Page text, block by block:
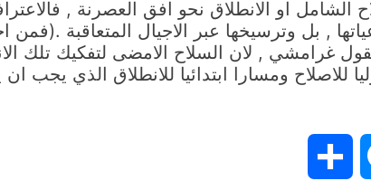
او الانطلاق نحو افق العصرنة ,
, بل وترسيخها عبر الاجيال المتعاقبة
غرامشي , لان السلاح الامضى لتفكيك تلك
للاصلاح ومسارا ابتدائيا للانطلاق الذي يجب
Messenger